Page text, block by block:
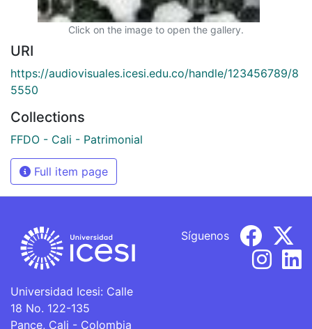
Click on the image to open the gallery.
URI
https://audiovisuales.icesi.edu.co/handle/123456789/8
5550
Collections
FFDO - Cali - Patrimonial
Full item page
Universidad Icesi: Calle
18 No. 122-135
Pance, Cali - Colombia
Síguenos